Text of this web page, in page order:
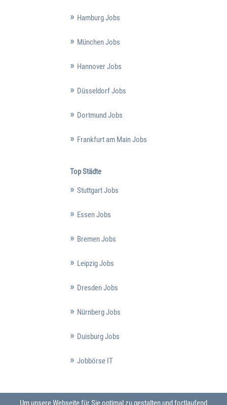
Hamburg Jobs
München Jobs
Hannover Jobs
Düsseldorf Jobs
Dortmund Jobs
Frankfurt am Main Jobs
Top Städte
Stuttgart Jobs
Essen Jobs
Bremen Jobs
Leipzig Jobs
Dresden Jobs
Nürnberg Jobs
Duisburg Jobs
Jobbörse IT
Um unsere Webseite für Sie optimal zu gestalten und fortlaufend